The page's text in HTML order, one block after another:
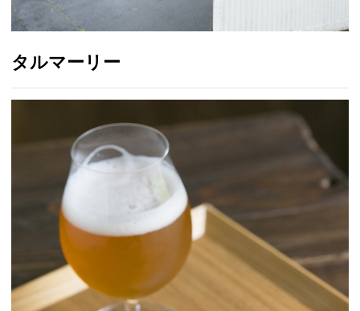
タルマーリー